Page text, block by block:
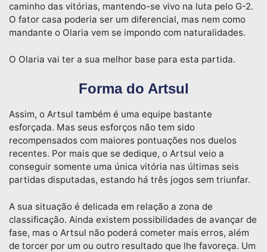
caminho das vitórias, mantendo-se vivo na luta pelo G-2.
O fator casa poderia ser um diferencial, mas nem como
mandante o Olaria vem se impondo com naturalidades.
O Olaria vai ter a sua melhor base para esta partida.
Forma do Artsul
Assim, o Artsul também é uma equipe bastante
esforçada. Mas seus esforços não tem sido
recompensados com maiores pontuações nos duelos
recentes. Por mais que se dedique, o Artsul veio a
conseguir somente uma única vitória nas últimas seis
partidas disputadas, estando há três jogos sem triunfar.
A sua situação é delicada em relação a zona de
classificação. Ainda existem possibilidades de avançar de
fase, mas o Artsul não poderá cometer mais erros, além
de torcer por um ou outro resultado que lhe favoreça. Um